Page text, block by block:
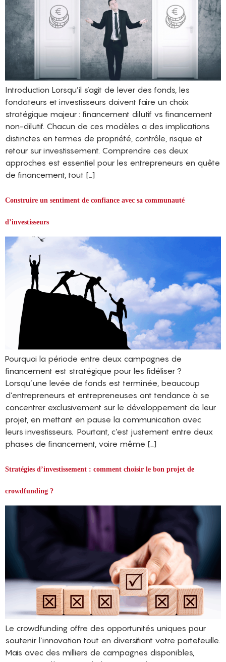
Introduction Lorsqu’il s’agit de lever des fonds, les
fondateurs et investisseurs doivent faire un choix
stratégique majeur : financement dilutif vs financement
non-dilutif. Chacun de ces modèles a des implications
distinctes en termes de propriété, contrôle, risque et
retour sur investissement. Comprendre ces deux
approches est essentiel pour les entrepreneurs en quête
de financement, tout […]
Construire un sentiment de confiance avec sa communauté
d’investisseurs
Pourquoi la période entre deux campagnes de
financement est stratégique pour les fidéliser ?
Lorsqu’une levée de fonds est terminée, beaucoup
d’entrepreneurs et entrepreneuses ont tendance à se
concentrer exclusivement sur le développement de leur
projet, en mettant en pause la communication avec
leurs investisseurs. Pourtant, c’est justement entre deux
phases de financement, voire même […]
Stratégies d’investissement : comment choisir le bon projet de
crowdfunding ?
Le crowdfunding offre des opportunités uniques pour
soutenir l’innovation tout en diversifiant votre portefeuille.
Mais avec des milliers de campagnes disponibles,